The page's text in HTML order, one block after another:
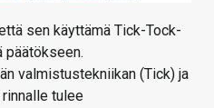
sen käyttämä Tick-Tock-
päätökseen.
valmistustekniikan (Tick) ja
tulee